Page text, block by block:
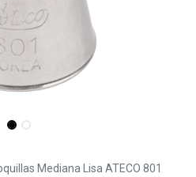
Mediana Lisa ATECO 801